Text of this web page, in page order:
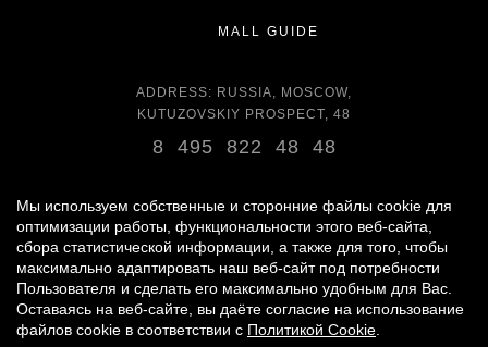
MALL GUIDE
ADDRESS: RUSSIA, MOSCOW,
KUTUZOVSKIY PROSPECT, 48
8 495 822 48 48
DAILY 11:00 - 22:00 DAILY
GROCERY STORE - AROUND THE CLOCK
© 2007 - 2026 «VREMENA GODA»
Мы используем собственные и сторонние файлы cookie для
оптимизации работы, функциональности этого веб-сайта,
сбора статистической информации, а также для того, чтобы
максимально адаптировать наш веб-сайт под потребности
Пользователя и сделать его максимально удобным для Вас.
Оставаясь на веб-сайте, вы даёте согласие на использование
файлов cookie в соответствии с Политикой Cookie